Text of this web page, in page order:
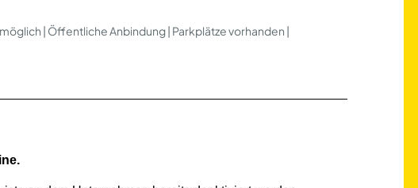
| Öffentliche Anbindung | Parkplätze vorhanden |